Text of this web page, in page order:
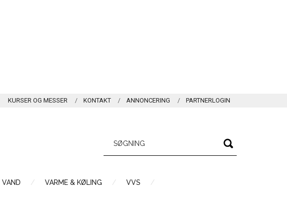
KURSER OG MESSER KONTAKT ANNONCERING PARTNERLOGIN
VAND VARME & KØLING
VVS